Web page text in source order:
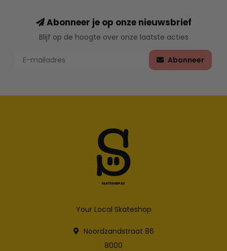
Abonneer je op onze nieuwsbrief
Blijf op de hoogte over onze laatste acties
Abonneer
Your Local Skateshop
Noordzandstraat 86
8000